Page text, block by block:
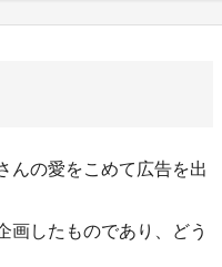
んの愛をこめて広告を出
画したものであり、どう